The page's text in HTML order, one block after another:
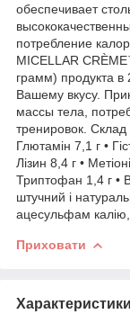
обеспечивает
потребление
MICELLAR
грамм) продукта
Вашему вкусу.
массы тела,
тренировок. Склад
Глютамін 7,1 г •
Лізин 8,4 г •
Триптофан 1,4 г •
штучний і
ацесульфам калію,
Приховати
Характеристики